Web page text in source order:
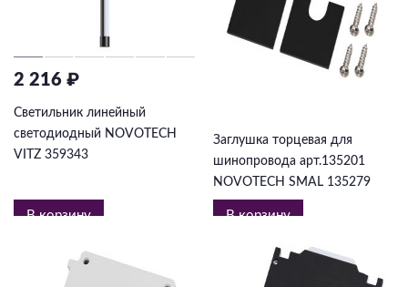
2 216 ₽
Светильник линейный
светодиодный NOVOTECH
VITZ 359343
В корзину
Заглушка торцевая для
шинопровода арт.135201
NOVOTECH SMAL 135279
В корзину